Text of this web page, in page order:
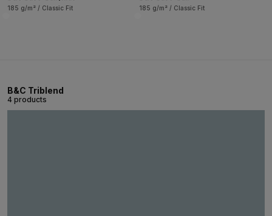
185 g/m² / Classic Fit 185 g/m² / Classic Fit
B&C Triblend
4 products